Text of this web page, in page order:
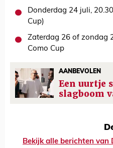
Donderdag 24 juli,
Cup)
Zaterdag 26 of zondag
Como Cup
AANBEVOLEN
Een uurtje
slagboom
Bekijk alle berichten van